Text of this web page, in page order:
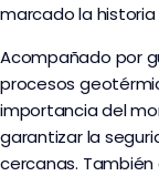
marcado la historia
Acompañado por
procesos
importancia del
garantizar la
cercanas.